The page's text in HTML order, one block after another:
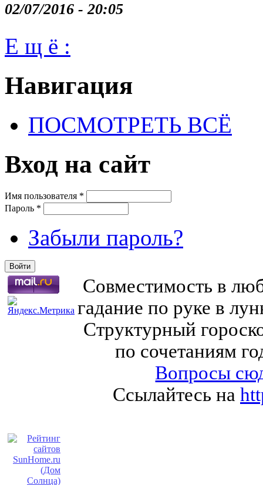
02/07/2016 - 20:05
Е щ ё :
Навигация
ПОСМОТРЕТЬ ВСЁ
Вход на сайт
Имя пользователя *
Пароль *
Забыли пароль?
Совместимость в
гадание по руке в
Структурный
по сочетаниям
Вопросы
Ссылайтесь на